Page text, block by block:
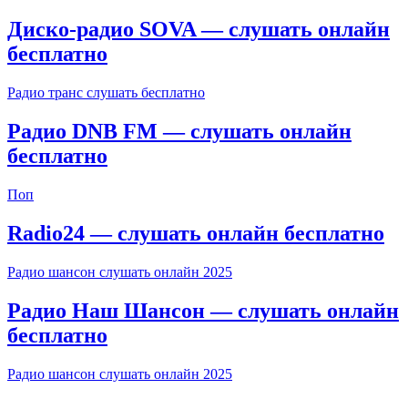
Диско-радио SOVA — слушать онлайн
бесплатно
Радио транс слушать бесплатно
Радио DNB FM — слушать онлайн
бесплатно
Поп
Radio24 — слушать онлайн бесплатно
Радио шансон слушать онлайн 2025
Радио Наш Шансон — слушать онлайн
бесплатно
Радио шансон слушать онлайн 2025